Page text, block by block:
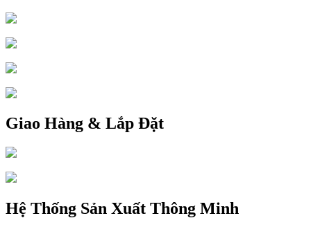
Giao Hàng & Lắp Đặt
Hệ Thống Sản Xuất Thông Minh